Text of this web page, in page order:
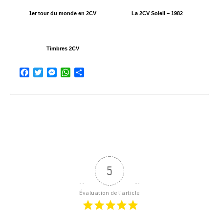
1er tour du monde en 2CV La 2CV Soleil – 1982
Timbres 2CV
FacebookTwitterMessengerWhatsApp
5
Évaluation de l'article